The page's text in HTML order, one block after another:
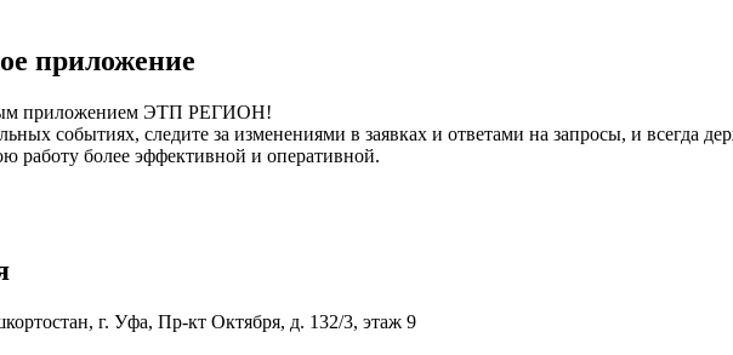
приложение
приложением ЭТП РЕГИОН!
событиях, следите за изменениями в заявках и ответами на запросы, и всегда
работу более эффективной и оперативной.
г. Уфа, Пр-кт Октября, д. 132/3, этаж 9